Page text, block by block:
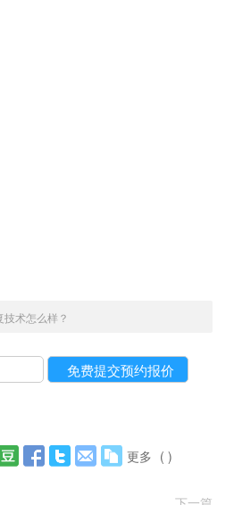
术怎么样？
更多 ( )